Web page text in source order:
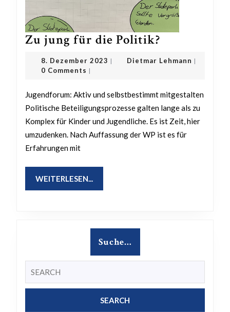
Zu jung für die Politik?
jung
Politik?
8. Dezember 2023 8.| Dietmar Lehmann Dietmar
|
0 Comments |
Jugendforum: Aktiv und selbstbestimmt mitgestalten
Politische Beteiligungsprozesse galten lange als zu
Komplex für Kinder und Jugendliche. Es ist Zeit, hier
umzudenken. Nach Auffassung der WP ist es für
Erfahrungen mit
WEITERLESEN...
Suche…
for: